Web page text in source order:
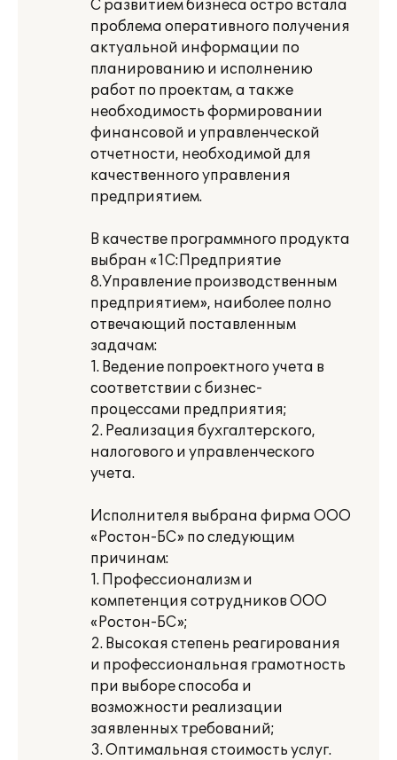
С развитием бизнеса остро встала
проблема оперативного получения
актуальной информации по
планированию и исполнению
работ по проектам, а также
необходимость формировании
финансовой и управленческой
отчетности, необходимой для
качественного управления
предприятием.
В качестве программного продукта
выбран «1С:Предприятие
8.Управление производственным
предприятием», наиболее полно
отвечающий поставленным
задачам:
1. Ведение попроектного учета в
соответствии с бизнес-
процессами предприятия;
2. Реализация бухгалтерского,
налогового и управленческого
учета.
Исполнителя выбрана фирма ООО
«Ростон-БС» по следующим
причинам:
1. Профессионализм и
компетенция сотрудников ООО
«Ростон-БС»;
2. Высокая степень реагирования
и профессиональная грамотность
при выборе способа и
возможности реализации
заявленных требований;
3. Оптимальная стоимость услуг.